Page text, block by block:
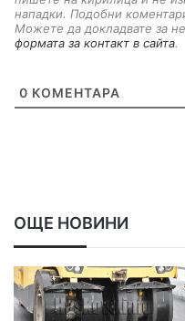
нападки. Подобни
Можете да докладвате за
формата за контакт в сайта.
0 КОМЕНТАРА
ОЩЕ НОВИНИ